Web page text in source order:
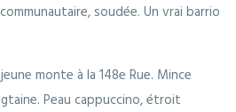
soudée. Un vrai barrio
monte à la 148e Rue. Mince
Peau cappuccino, étroit